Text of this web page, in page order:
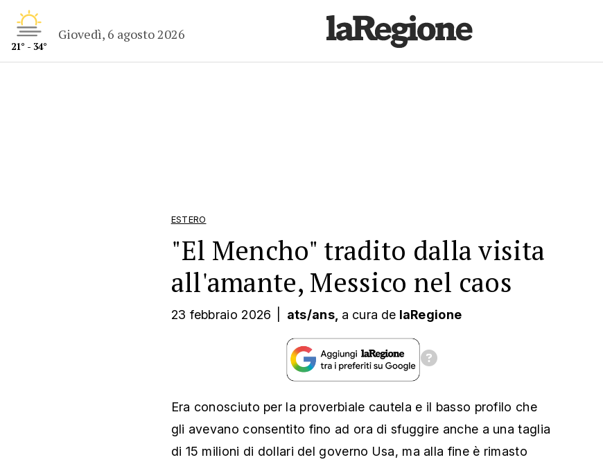
21° - 34°
Giovedì, 6 agosto 2026
ESTERO
"El Mencho" tradito dalla visita
all'amante, Messico nel caos
23 febbraio 2026 ats/ans, a cura de laRegione
Era conosciuto per la proverbiale cautela e il basso profilo che
gli avevano consentito fino ad ora di sfuggire anche a una taglia
di 15 milioni di dollari del governo Usa, ma alla fine è rimasto